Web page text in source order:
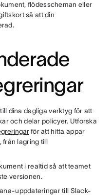
flödesscheman eller
så att din
dina dagliga verktyg för att
och delar policyer. Utforska
för att hitta appar
från lagring till
i realtid så att teamet
versionen.
uppdateringar till Slack-